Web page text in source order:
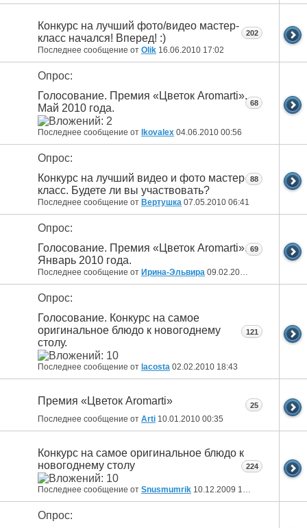
Конкурс на лучший фото/видео мастер-
класс начался! Вперед! :)
Последнее сообщение от Olik 16.06.2010 17:02
202
Опрос:
Голосование. Премия «Цветок Aromarti».
Май 2010 года.
Последнее сообщение от Ikovalex 04.06.2010 00:56
68
Опрос:
Конкурс на лучший видео и фото мастер-
класс. Будете ли вы участвовать?
Последнее сообщение от Вертушка 07.05.2010 06:41
88
Опрос:
Голосование. Премия «Цветок Aromarti».
Январь 2010 года.
Последнее сообщение от Ирина-Эльвира 09.02.2010
69
Опрос:
Голосование. Конкурс на самое
оригинальное блюдо к новогоднему
столу.
Последнее сообщение от lacosta 02.02.2010 18:43
121
Премия «Цветок Aromarti»
Последнее сообщение от Arti 10.01.2010 00:35
25
Конкурс на самое оригинальное блюдо к
новогоднему столу
Последнее сообщение от Snusmumrik 10.12.2009 18:34
224
Опрос: